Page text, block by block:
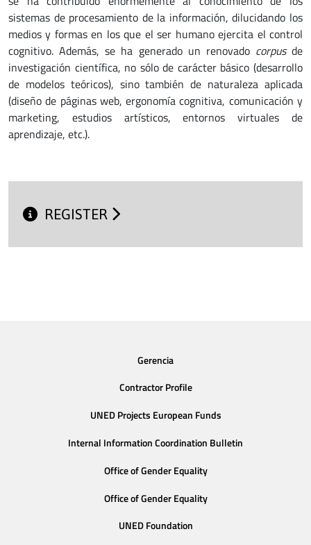
sistemas de procesamiento de la información, dilucidando los
medios y formas en los que el ser humano ejercita el control
cognitivo. Además, se ha generado un renovado corpusde
investigación científica, no sólo de carácter básico (desarrollo
de modelos teóricos), sino también de naturaleza aplicada
(diseño de páginas web, ergonomía cognitiva, comunicación y
marketing, estudios artísticos, entornos virtuales de
aprendizaje, etc.).
REGISTER
Gerencia
Contractor Profile
UNED Projects European Funds
Internal Information Coordination Bulletin
Office of Gender Equality
Office of Gender Equality
UNED Foundation